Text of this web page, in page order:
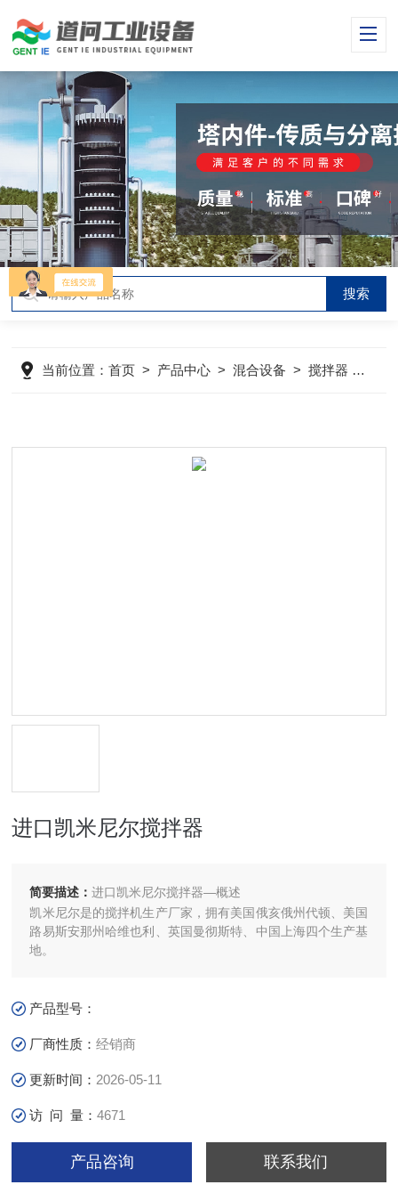
当前位置：首页 > 产品中心 >混合设备 >搅拌器
进口凯米尼尔搅拌器
简要描述：进口凯米尼尔搅拌器—概述
凯米尼尔是的搅拌机生产厂家，拥有美国俄亥俄州代顿、美国
路易斯安那州哈维也利、英国曼彻斯特、中国上海四个生产基
地。
产品型号：
厂商性质：经销商
更新时间： 2026-05-11
访 问 量：4671
产品咨询 联系我们